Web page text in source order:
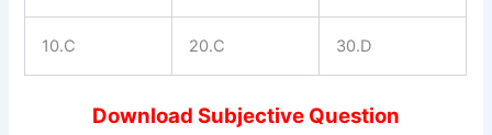
10.C 20.C 30.D
Download Subjective Question